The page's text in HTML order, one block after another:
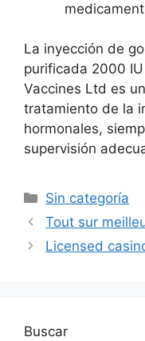
La inyección de
purificada 2000
Vaccines Ltd es
tratamiento de la
hormonales,
supervisión
Sin categoría
Tout sur
Licensed
Buscar